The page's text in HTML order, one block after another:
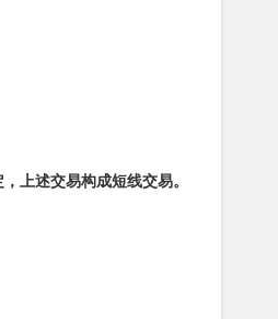
交易构成短线交易。